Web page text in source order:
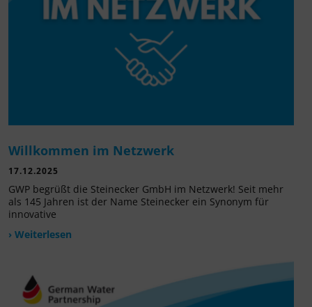
Willkommen im Netzwerk
17.12.2025
GWP begrüßt die Steinecker GmbH im Netzwerk! Seit mehr
als 145 Jahren ist der Name Steinecker ein Synonym für
innovative
› Weiterlesen